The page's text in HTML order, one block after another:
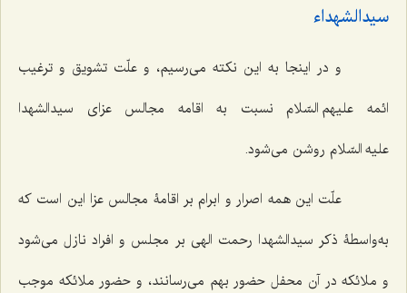
سیدالشهداء
و در اینجا به این نکته می‌رسیم، و علّت تشویق و ترغیب
ائمه علیهم السّلام نسبت به اقامه مجالس عزای سیدالشهدا
علیه السّلام روشن می‌شود.
علّت این همه اصرار و ابرام بر اقامۀ مجالس عزا این است که
به‌واسطۀ ذکر سیدالشهدا رحمت الهی بر مجلس و افراد نازل می‌شود
و ملائکه در آن محفل حضور بهم می‌رسانند، و حضور ملائکه موجب